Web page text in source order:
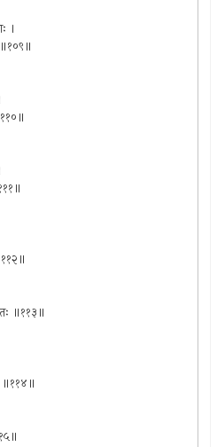
।
॥११३॥
॥११४॥